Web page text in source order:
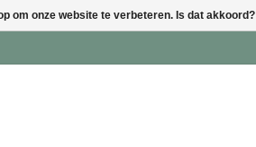
om onze website te verbeteren. Is dat akkoord?